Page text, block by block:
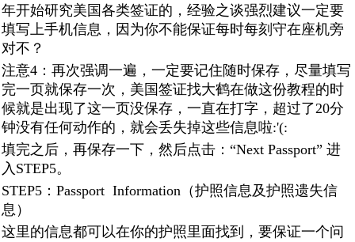
年开始研究美国各类签证的，经验之谈强烈建议一定要
填写上手机信息，因为你不能保证每时每刻守在座机旁
对不？
注意4：再次强调一遍，一定要记住随时保存，尽量填写
完一页就保存一次，美国签证找大鹤在做这份教程的时
候就是出现了这一页没保存，一直在打字，超过了20分
钟没有任何动作的，就会丢失掉这些信息啦:'(:
填完之后，再保存一下，然后点击：“Next Passport” 进
入STEP5。
STEP5：Passport Information（护照信息及护照遗失信
息）
这里的信息都可以在你的护照里面找到，要保证一个问